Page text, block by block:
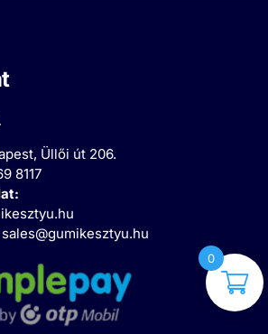
Üllői út 206.
8117
sales@gumikesztyu.hu
0